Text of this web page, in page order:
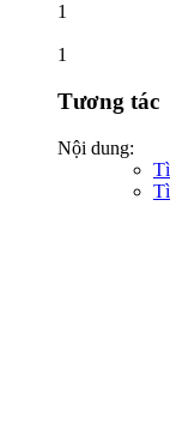
1
1
Tương tác
Nội dung: